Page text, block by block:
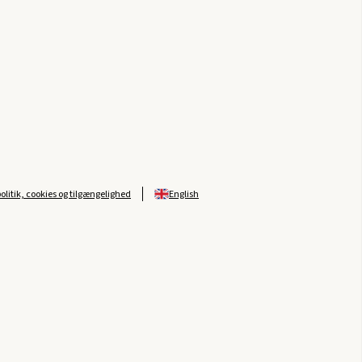
cookies og tilgængelighed English